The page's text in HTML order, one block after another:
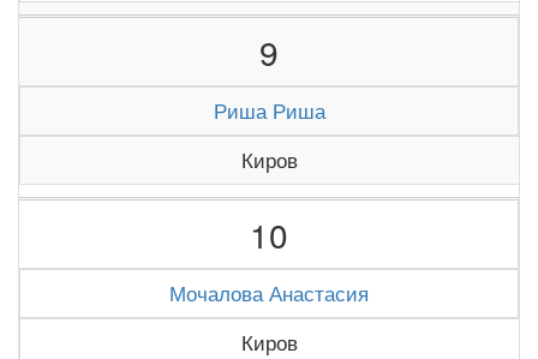
9
Риша Риша
Киров
10
Мочалова Анастасия
Киров